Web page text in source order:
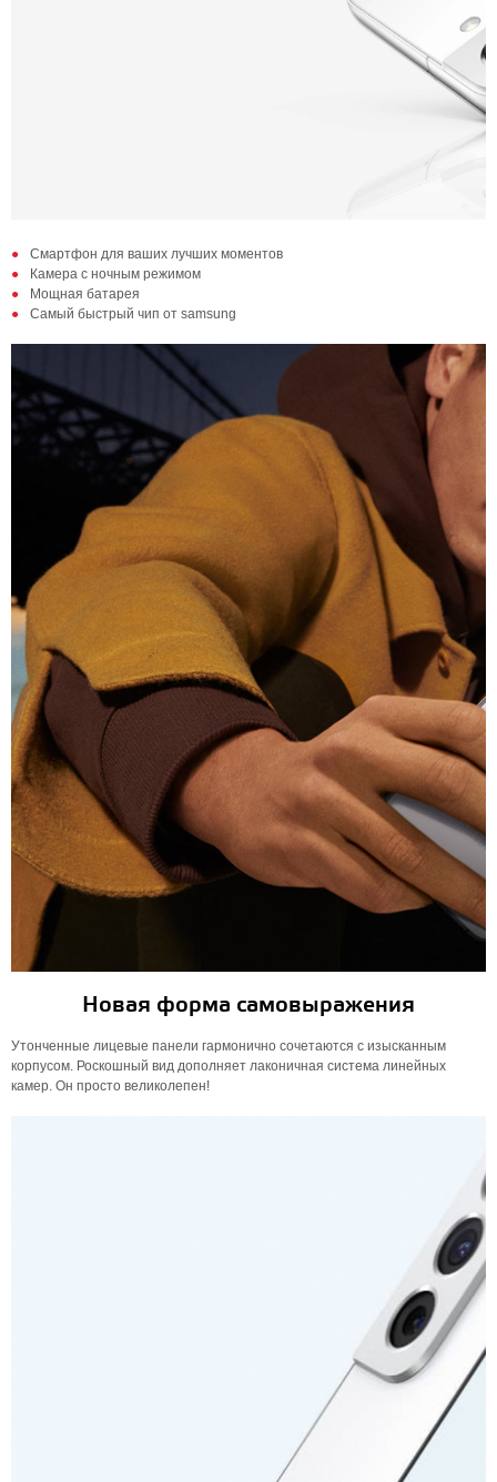
Смартфон для ваших лучших моментов
Камера с ночным режимом
Мощная батарея
Самый быстрый чип от samsung
Новая форма самовыражения
Утонченные лицевые панели гармонично сочетаются с изысканным
корпусом. Роскошный вид дополняет лаконичная система линейных
камер. Он просто великолепен!